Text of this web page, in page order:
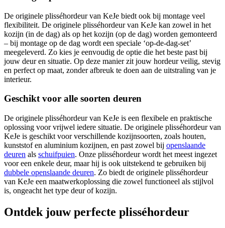
De originele plisséhordeur van KeJe biedt ook bij montage veel
flexibiliteit. De originele plisséhordeur van KeJe kan zowel in het
kozijn (in de dag) als op het kozijn (op de dag) worden gemonteerd
– bij montage op de dag wordt een speciale ‘op-de-dag-set’
meegeleverd. Zo kies je eenvoudig de optie die het beste past bij
jouw deur en situatie. Op deze manier zit jouw hordeur veilig, stevig
en perfect op maat, zonder afbreuk te doen aan de uitstraling van je
interieur.
Geschikt voor alle soorten deuren
De originele plisséhordeur van KeJe is een flexibele en praktische
oplossing voor vrijwel iedere situatie. De originele plisséhordeur van
KeJe is geschikt voor verschillende kozijnsoorten, zoals houten,
kunststof en aluminium kozijnen, en past zowel bij openslaande
deuren als schuifpuien. Onze plisséhordeur wordt het meest ingezet
voor een enkele deur, maar hij is ook uitstekend te gebruiken bij
dubbele openslaande deuren. Zo biedt de originele plisséhordeur
van KeJe een maatwerkoplossing die zowel functioneel als stijlvol
is, ongeacht het type deur of kozijn.
Ontdek jouw perfecte plisséhordeur